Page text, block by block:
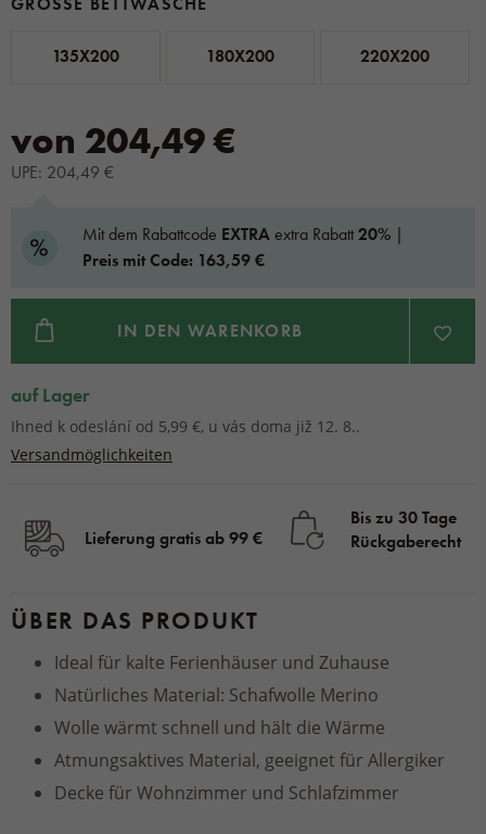
135X200 180X200 220X200
von 204,49 €
UPE: 204,49 €
Mit dem Rabattcode EXTRAextra Rabatt20% |
Preis mit Code: 163,59 €
IN DEN WARENKORB
auf Lager
Ihned k odeslání od 5,99 €, u vás doma již 12. 8..
Versandmöglichkeiten
Lieferung gratis ab 99 €
Bis zu 30 Tage
Rückgaberecht
ÜBER DAS PRODUKT
Ideal für kalte Ferienhäuser und Zuhause
Natürliches Material: Schafwolle Merino
Wolle wärmt schnell und hält die Wärme
Atmungsaktives Material, geeignet für Allergiker
Decke für Wohnzimmer und Schlafzimmer